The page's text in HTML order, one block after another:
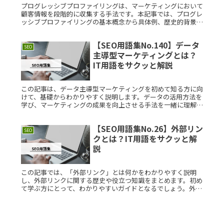
プログレッシブプロファイリングは、マーケティングにおいて
顧客情報を段階的に収集する手法です。本記事では、プログレ
ッシブプロファイリングの基本概念から具体例、歴史的背景、
SEO
【SEO用語集No.140】データ
主導型マーケティングとは？
IT用語をサクッと解説
この記事は、データ主導型マーケティングを初めて知る方に向
けて、基礎からわかりやすく説明します。データの活用方法を
学び、マーケティングの成果を向上させる手法を一緒に理解し
SEO
【SEO用語集No.26】外部リン
クとは？IT用語をサクッと解
説
この記事では、「外部リンク」とは何かをわかりやすく説明
し、外部リンクに関する歴史や役立つ知識をまとめます。初め
て学ぶ方にとって、わかりやすいガイドとなるでしょう。外部